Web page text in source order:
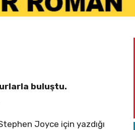
buluştu.
Joyce için yazdığı